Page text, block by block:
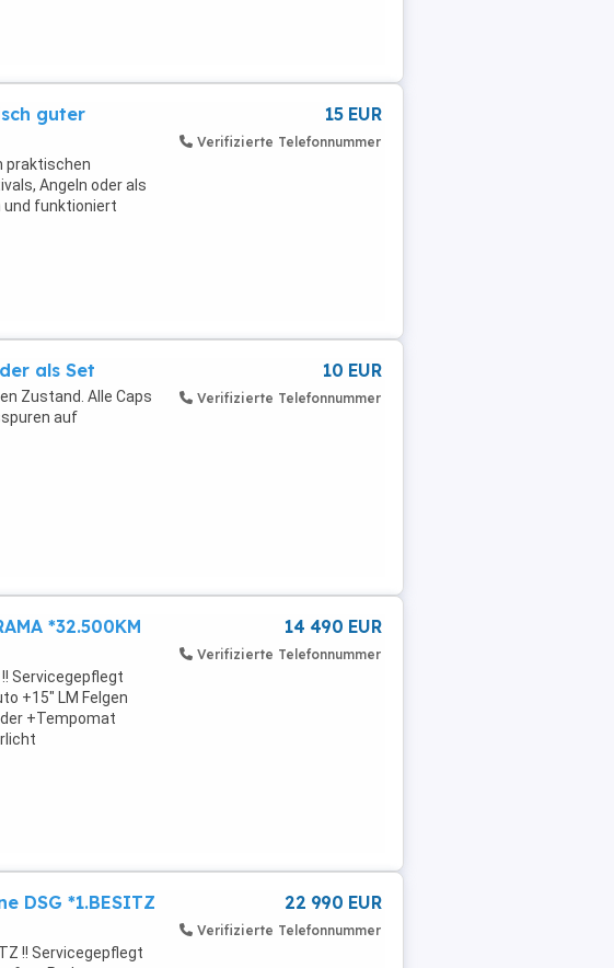
guter
praktischen
Angeln oder als
und funktioniert
15 EUR
Verifizierte Telefonnummer
als Set
Zustand. Alle Caps
auf
10 EUR
Verifizierte Telefonnummer
*32.500KM
!! Servicegepflegt
+15" LM Felgen
+Tempomat
uvm... Gerne ...
14 490 EUR
Verifizierte Telefonnummer
DSG *1.BESITZ
!! Servicegepflegt
22 990 EUR
Verifizierte Telefonnummer